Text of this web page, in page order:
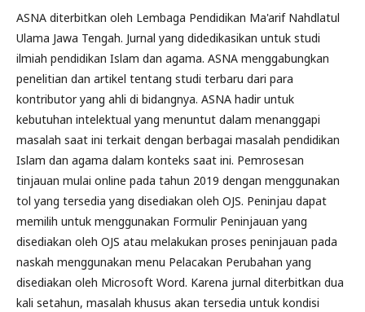
ASNA diterbitkan oleh Lembaga Pendidikan Ma'arif Nahdlatul
Ulama Jawa Tengah. Jurnal yang didedikasikan untuk studi
ilmiah pendidikan Islam dan agama. ASNA menggabungkan
penelitian dan artikel tentang studi terbaru dari para
kontributor yang ahli di bidangnya. ASNA hadir untuk
kebutuhan intelektual yang menuntut dalam menanggapi
masalah saat ini terkait dengan berbagai masalah pendidikan
Islam dan agama dalam konteks saat ini. Pemrosesan
tinjauan mulai online pada tahun 2019 dengan menggunakan
tol yang tersedia yang disediakan oleh OJS. Peninjau dapat
memilih untuk menggunakan Formulir Peninjauan yang
disediakan oleh OJS atau melakukan proses peninjauan pada
naskah menggunakan menu Pelacakan Perubahan yang
disediakan oleh Microsoft Word. Karena jurnal diterbitkan dua
kali setahun, masalah khusus akan tersedia untuk kondisi